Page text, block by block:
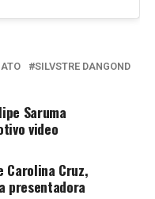
SILVSTRE DANGOND
Saruma
video
Carolina Cruz,
presentadora